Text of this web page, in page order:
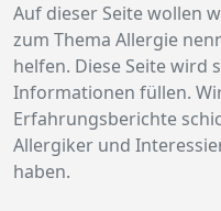
Auf dieser Seite wollen
zum Thema Allergie
helfen. Diese Seite wird
Informationen füllen.
Erfahrungsberichte
Allergiker und
haben.